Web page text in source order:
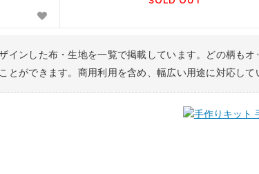
インした布・生地を一覧で掲載しています。どの柄も
とができます。商用利用を含め、幅広い用途に対応して